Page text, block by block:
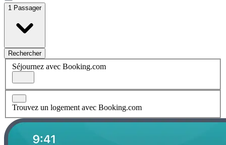
1 Passager
Rechercher
Séjournez avec Booking.com
Trouvez un logement avec Booking.com